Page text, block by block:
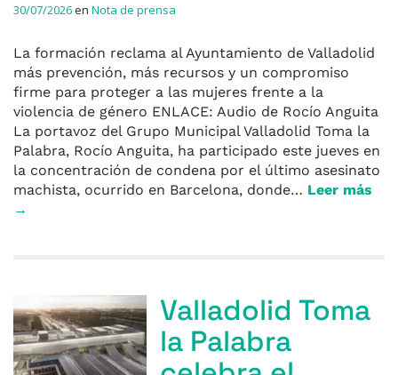
30/07/2026en Nota de prensa
La formación reclama al Ayuntamiento de Valladolid
más prevención, más recursos y un compromiso
firme para proteger a las mujeres frente a la
violencia de género ENLACE: Audio de Rocío Anguita
La portavoz del Grupo Municipal Valladolid Toma la
Palabra, Rocío Anguita, ha participado este jueves en
la concentración de condena por el último asesinato
machista, ocurrido en Barcelona, donde… Leer más
→
Valladolid Toma
la Palabra